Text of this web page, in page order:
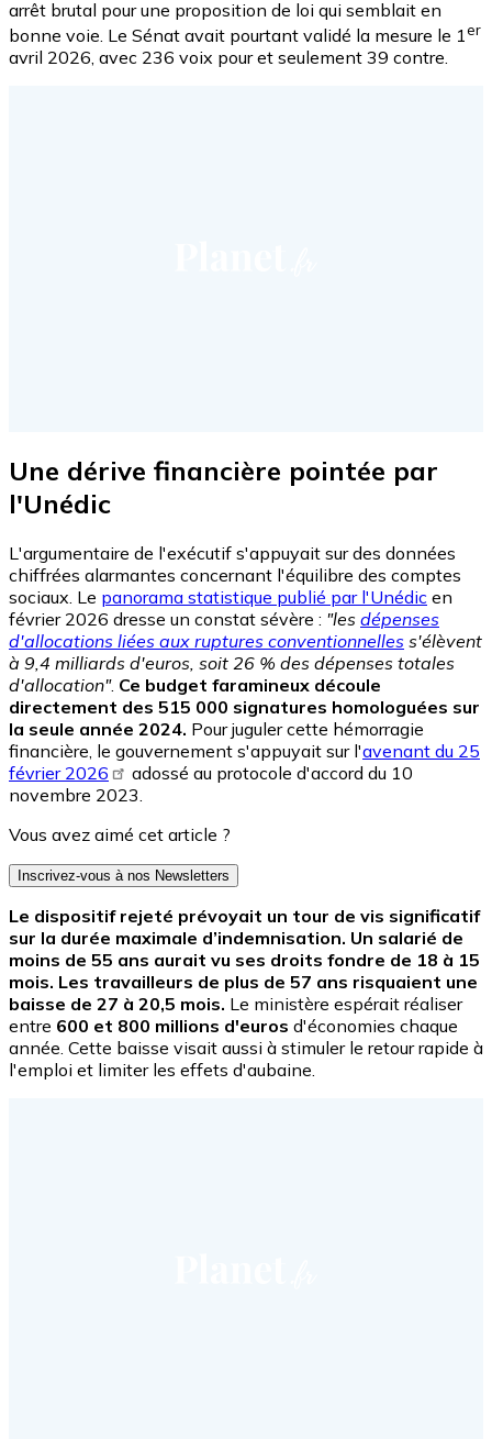
arrêt brutal pour une proposition de loi qui semblait en
bonne voie. Le Sénat avait pourtant validé la mesure le 1er
avril 2026, avec 236 voix pour et seulement 39 contre.
Une dérive financière pointée par
l'Unédic
L'argumentaire de l'exécutif s'appuyait sur des données
chiffrées alarmantes concernant l'équilibre des comptes
sociaux. Le panorama statistique publié par l'Unédic en
février 2026 dresse un constat sévère : "les dépenses
d'allocations liées aux ruptures conventionnelles s'élèvent
à 9,4 milliards d'euros, soit 26 % des dépenses totales
d'allocation". Ce budget faramineux découle
directement des 515 000 signatures homologuées sur
la seule année 2024. Pour juguler cette hémorragie
financière, le gouvernement s'appuyait sur l'avenant du 25
février 2026
adossé au protocole d'accord du 10
novembre 2023.
Vous avez aimé cet article ?
Inscrivez-vous à nos Newsletters
Le dispositif rejeté prévoyait un tour de vis significatif
sur la durée maximale d’indemnisation. Un salarié de
moins de 55 ans aurait vu ses droits fondre de 18 à 15
mois. Les travailleurs de plus de 57 ans risquaient une
baisse de 27 à 20,5 mois. Le ministère espérait réaliser
entre 600 et 800 millions d'euros d'économies chaque
année. Cette baisse visait aussi à stimuler le retour rapide à
l'emploi et limiter les effets d'aubaine.